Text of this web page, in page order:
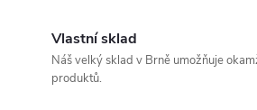
Vlastní sklad
Náš velký sklad v Brně umožňuje
produktů.